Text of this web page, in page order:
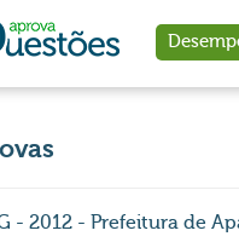
- 2012 - Prefeitura de